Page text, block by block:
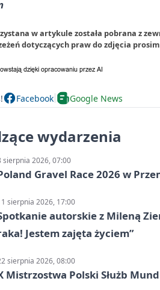
w artykule została pobrana z
dotyczących praw do zdjęcia
Facebook Google News
wydarzenia
sierpnia 2026, 07:00
Gravel Race 2026 w
sierpnia 2026, 17:00
autorskie z Mileną
Jestem zajęta życiem”
sierpnia 2026, 08:00
Mistrzostwa Polski Służb